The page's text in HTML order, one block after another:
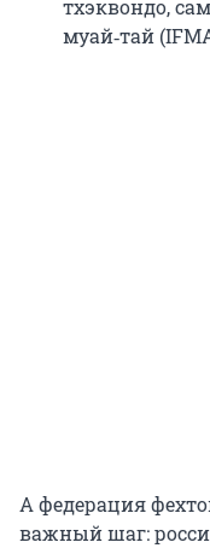
тхэквондо,
муай‑тай
А федерация
важный шаг: